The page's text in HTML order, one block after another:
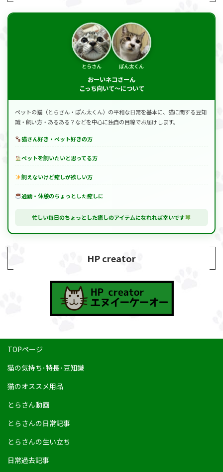
とらさん ぽん太くん
おーいネコさーん
こっち向いて～について
ペットの猫（とらさん・ぽん太くん）の平和な日常を基本に、猫に関する豆知
識・飼い方・あるある？などを中心に独自の目線でお届けします。
猫さん好き・ペット好きの方
ペットを飼いたいと思ってる方
飼えないけど癒しが欲しい方
通勤・休憩のちょっとした癒しに
忙しい毎日のちょっとした癒しのアイテムになれれば幸いです
HP creator
TOPページ
猫の気持ち･特長･豆知識
猫のオススメ用品
とらさん動画
とらさんの日常記事
とらさんの生い立ち
日常過去記事